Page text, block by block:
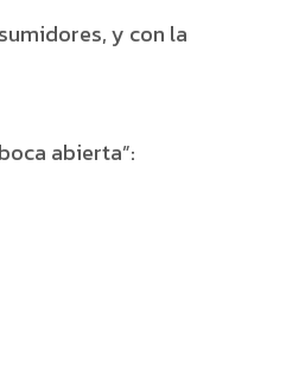
y con la
abierta”: